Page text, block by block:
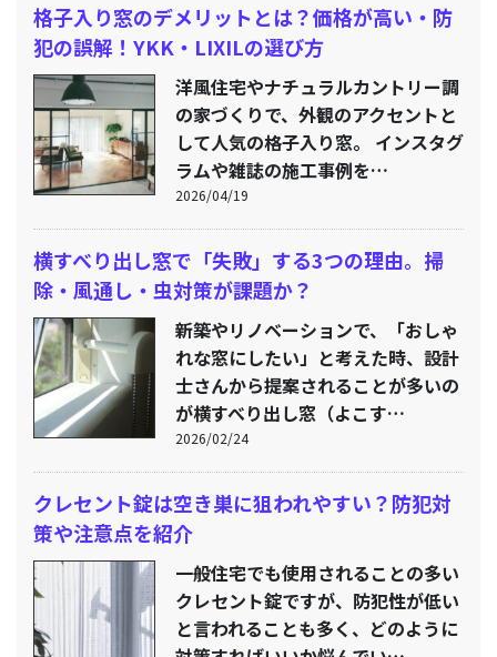
格子入り窓のデメリットとは？価格が高い・防
犯の誤解！YKK・LIXILの選び方
洋風住宅やナチュラルカントリー調
の家づくりで、外観のアクセントと
して人気の格子入り窓。 インスタグ
ラムや雑誌の施工事例を…
2026/04/19
横すべり出し窓で「失敗」する3つの理由。掃
除・風通し・虫対策が課題か？
新築やリノベーションで、「おしゃ
れな窓にしたい」と考えた時、設計
士さんから提案されることが多いの
が横すべり出し窓（よこす…
2026/02/24
クレセント錠は空き巣に狙われやすい？防犯対
策や注意点を紹介
一般住宅でも使用されることの多い
クレセント錠ですが、防犯性が低い
と言われることも多く、どのように